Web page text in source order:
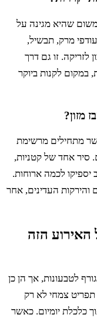
שהיא מגינה על
מרק, תבשיל,
זו גם דרך
לקנות ביוקר
מרשימת
אחד של קטניות,
לכמה ארוחות.
העדינים, אחר
הזה
אך הן כן
צמחי לא רק
יומיום. כאשר